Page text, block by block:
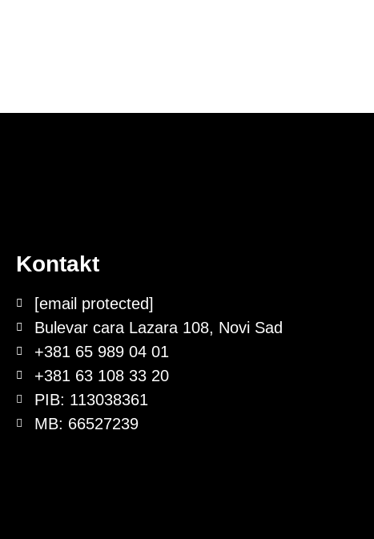
Kontakt
[email protected]
Bulevar cara Lazara 108, Novi Sad
+381 65 989 04 01
+381 63 108 33 20
PIB: 113038361
MB: 66527239